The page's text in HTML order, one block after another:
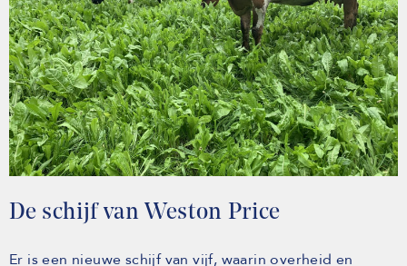
De schijf van Weston Price
Er is een nieuwe schijf van vijf, waarin overheid en